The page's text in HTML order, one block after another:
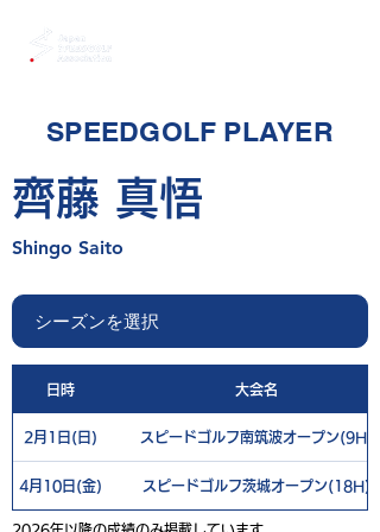
SPEEDGOLF PLAYER
齊藤 真悟
Shingo Saito
日時 大会名
2月1日(日) スピードゴルフ南筑波オープン(9H)
4月10日(金) スピードゴルフ茨城オープン(18H)